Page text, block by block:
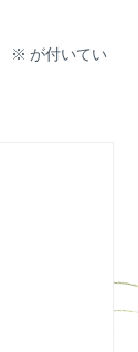
※ が付いてい